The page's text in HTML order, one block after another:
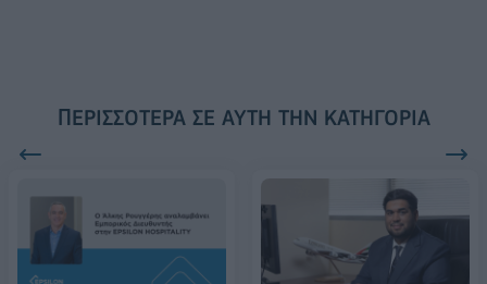
ΠΕΡΙΣΣΌΤΕΡΑ ΣΕ ΑΥΤΉ ΤΗΝ ΚΑΤΗΓΟΡΊΑ